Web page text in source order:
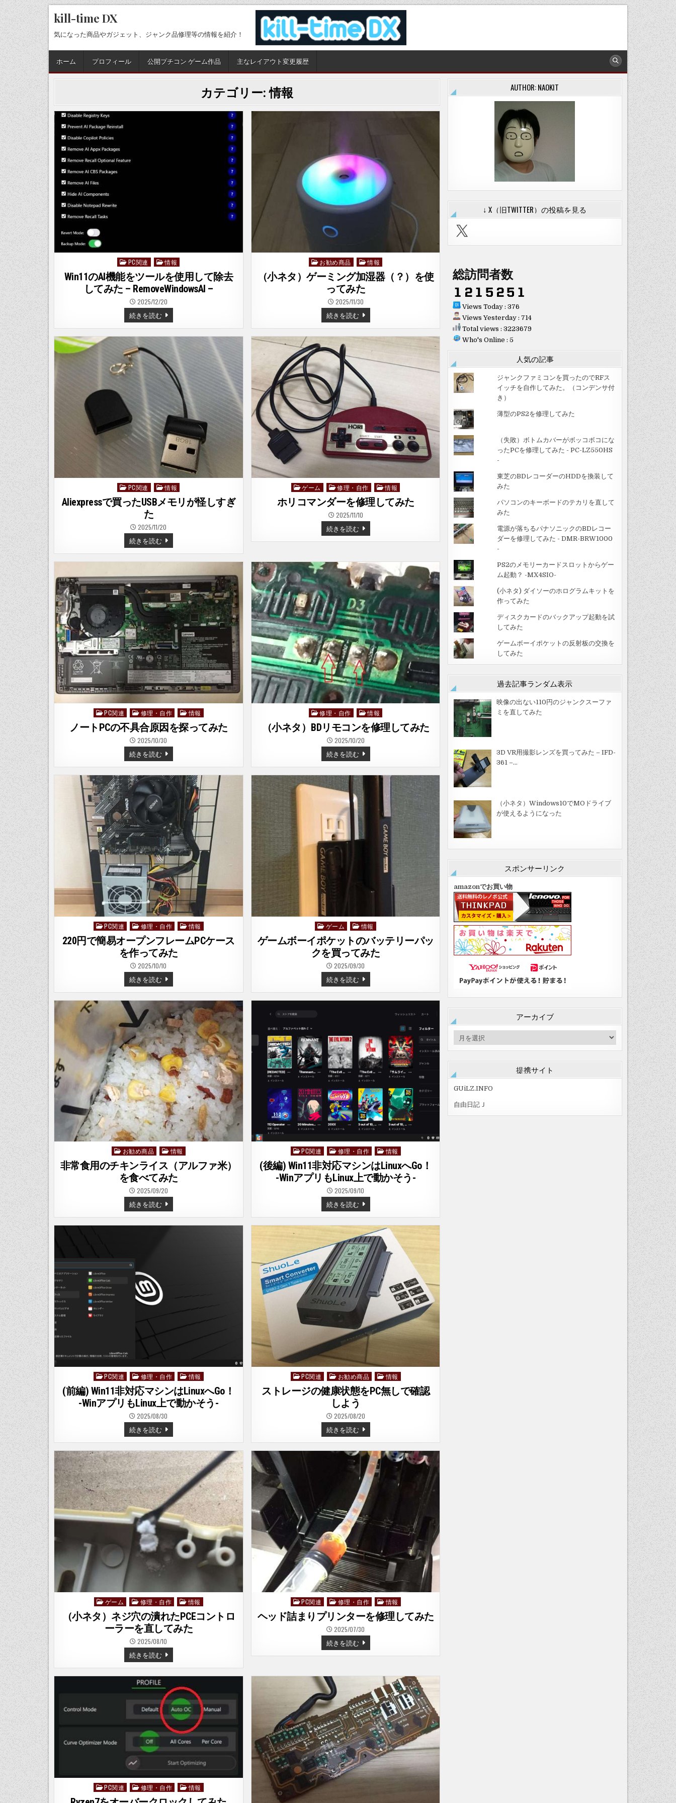
Skip
to
content
kill-time DX
気になった商品やガジェット、ジャンク品修理等の情報を紹介！
ホーム プロフィール 公開プチコン ゲーム作品 主なレイアウト変更履歴
カテゴリー:情報
Posted
in
PC関連 情報
Win11のAI機能をツールを使用して除去
してみた – RemoveWindowsAI –
2025/12/20
続きを読むWIN11
の
AI
ー
ル
を
使
除
去
し
て
み
た
–
REMOVEWINDOWSAI
–
Posted
in
お勧め商品 情報
（小ネタ）ゲーミング加湿器（？）を使
ってみた
2025/11/30
続きを読む（小
ネ
タ）
グ
湿
器
（？）
を
使
っ
た
Posted
in
PC関連 情報
Aliexpressで買ったUSBメモリが怪しすぎ
た
2025/11/20
続きを読むALIEXPRESS
で
買
メ
モ
リ
怪
し
た
Posted
in
ゲーム 修理・自作 情報
ホリコマンダーを修理してみた
2025/11/10
続きを読むホ
リ
コ
ダ
ー
を
修
理
し
て
み
た
Posted
in
PC関連 修理・自作 情報
ノートPCの不具合原因を探ってみた
2025/10/30
続きを読むノ
ー
ト
の
不
具
合
原
因
を
探
っ
て
み
た
Posted
in
修理・自作 情報
（小ネタ）BDリモコンを修理してみた
2025/10/20
続きを読む（小
ネ
タ）
モ
コ
ン
を
理
し
て
み
Posted
in
PC関連 修理・自作 情報
220円で簡易オープンフレームPCケース
を作ってみた
2025/10/10
続きを読む220
円
で
易
オ
ー
プ
ン
フ
レ
ー
ム
PC
ケ
ー
ス
を
作
っ
て
み
た
Posted
in
ゲーム 情報
ゲームボーイポケットのバッテリーパッ
クを買ってみた
2025/09/30
続きを読むゲ
ー
ム
ト
の
バ
ッ
テ
リ
ー
パ
ッ
ク
を
買
っ
て
み
Posted
in
お勧め商品 情報
非常食用のチキンライス（アルファ米）
を食べてみた
2025/09/20
続きを読む非
常
食
用
フ
ァ
米）
Posted
in
PC関連 修理・自作 情報
(後編) Win11非対応マシンはLinuxへGo！
-WinアプリもLinux上で動かそう-
2025/09/10
続きを読む(後
編)
WIN11
非
応
マ
シ
ン
は
LINUX
へ
GO！
-
WIN
ア
リ
も
LINUX
上
で
そ
う-
Posted
in
PC関連 修理・自作 情報
(前編) Win11非対応マシンはLinuxへGo！
-WinアプリもLinux上で動かそう-
2025/08/30
続きを読む(前
編)
WIN11
非
対
応
マ
シ
ン
は
LINUX
へ
GO！
-
WIN
ア
も
LINUX
で
う-
Posted
PC関連 お勧め商品 情報
ストレージの健康状態をPC無しで確認
しよう
2025/08/20
続きを読むス
ト
レ
ー
ジ
康
状
態
を
PC
無
し
で
確
よ
う
Posted
in
ゲーム 修理・自作 情報
（小ネタ）ネジ穴の潰れたPCEコントロ
ーラーを直してみた
2025/08/10
続きを読む（小
ネ
タ）
ネ
穴
の
潰
れ
た
PCE
コ
ン
ト
ロ
ー
ー
直
し
て
み
Posted
in
PC関連 修理・自作 情報
ヘッド詰まりプリンターを修理してみた
2025/07/30
続きを読むヘ
ッ
ド
り
ン
タ
ー
を
修
理
し
て
み
た
Posted
in
PC関連 修理・自作 情報
AUTHOR: NAOKIT
↓ X（旧TWITTER）の投稿を見る
X
総訪問者数
Views Today : 376
Views Yesterday : 714
Total views : 3223679
Who's Online : 5
人気の記事
ジャンクファミコンを買ったのでRFス
イッチを自作してみた。（コンデンサ付
き）
薄型のPS2を修理してみた
（失敗）ボトムカバーがボッコボコにな
ったPCを修理してみた - PC-LZ550HS
-
東芝のBDレコーダーのHDDを換装して
みた
パソコンのキーボードのテカリを直して
みた
電源が落ちるパナソニックのBDレコー
ダーを修理してみた - DMR-BRW1000
-
PS2のメモリーカードスロットからゲー
ム起動？ -MX4SIO-
(小ネタ) ダイソーのホログラムキットを
作ってみた
ディスクカードのバックアップ起動を試
してみた
ゲームボーイポケットの反射板の交換を
してみた
過去記事ランダム表示
映像の出ない110円のジャンクスーファ
ミを直してみた
3D VR用撮影レンズを買ってみた – IFD-
361 –…
（小ネタ）Windows10でMOドライブ
が使えるようになった
スポンサーリンク
amazonでお買い物
アーカイブ
ー
ブ
提携サイト
GUiLZ.INFO
自由日記Ｊ